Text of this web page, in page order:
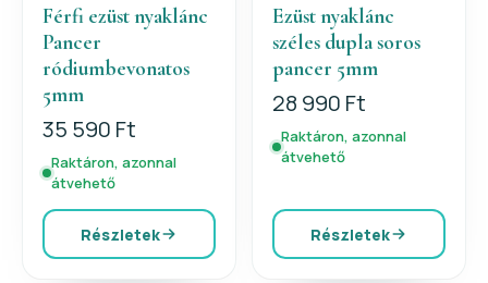
Férfi ezüst nyaklánc
Pancer
ródiumbevonatos
5mm
35 590 Ft
Raktáron, azonnal
átvehető
Részletek
Ezüst nyaklánc
széles dupla soros
pancer 5mm
28 990 Ft
Raktáron, azonnal
átvehető
Részletek